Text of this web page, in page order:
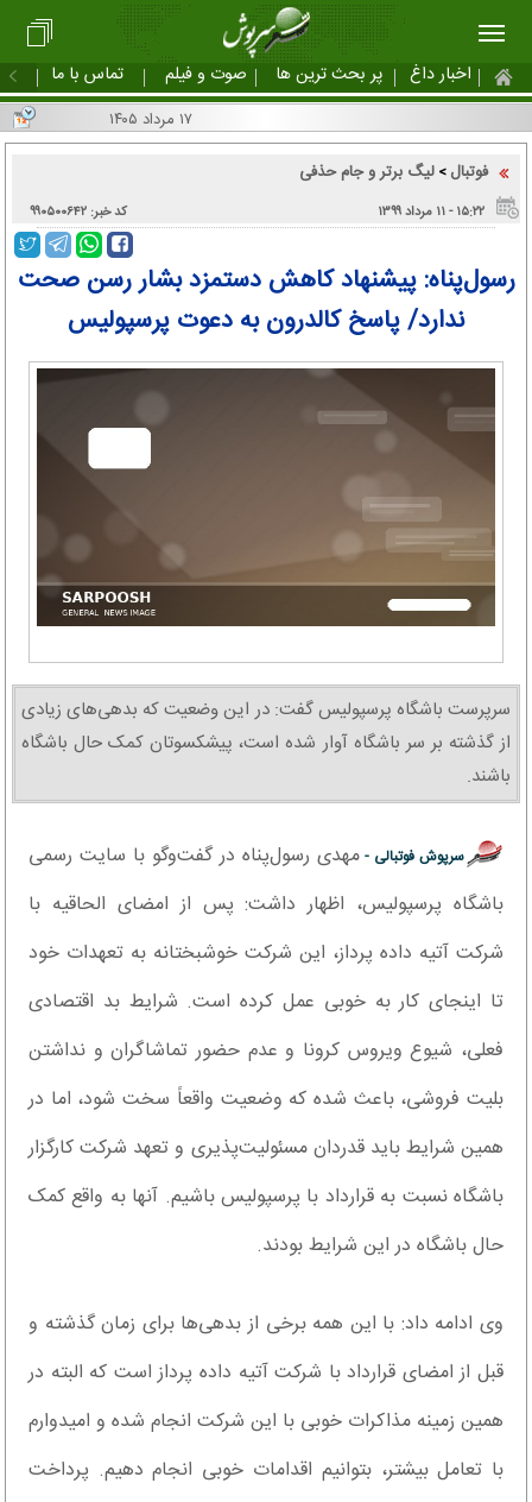
اخبار داغ پر بحث ترین ها صوت و فیلم تماس با ما
۱۷ مرداد ۱۴۰۵
فوتبال > لیگ برتر و جام حذفی
۱۵:۲۲ - ۱۱ مرداد ۱۳۹۹ کد خبر: ۹۹۰۵۰۰۶۴۲
رسول‌پناه: پیشنهاد کاهش دستمزد بشار رسن صحت
ندارد/ پاسخ کالدرون به دعوت پرسپولیس
سرپرست باشگاه پرسپولیس گفت: در این وضعیت که بدهی‌های زیادی
از گذشته بر سر باشگاه آوار شده است، پیشکسوتان کمک حال باشگاه
باشند.
سرپوش فوتبالی - مهدی رسول‌پناه در گفت‌وگو با سایت رسمی
باشگاه پرسپولیس، اظهار داشت: پس از امضای الحاقیه با
شرکت آتیه داده پرداز، این شرکت خوشبختانه به تعهدات خود
تا اینجای کار به خوبی عمل کرده است. شرایط بد اقتصادی
فعلی، شیوع ویروس کرونا و عدم حضور تماشاگران و نداشتن
بلیت فروشی، باعث شده که وضعیت واقعاً سخت شود، اما در
همین شرایط باید قدردان مسئولیت‌پذیری و تعهد شرکت کارگزار
باشگاه نسبت به قرارداد با پرسپولیس باشیم. آنها به واقع کمک
حال باشگاه در این شرایط بودند.
وی ادامه داد: با این همه برخی از بدهی‌ها برای زمان گذشته و
قبل از امضای قرارداد با شرکت آتیه داده پرداز است که البته در
همین زمینه مذاکرات خوبی با این شرکت انجام شده و امیدوارم
با تعامل بیشتر، بتوانیم اقدامات خوبی انجام دهیم. پرداخت